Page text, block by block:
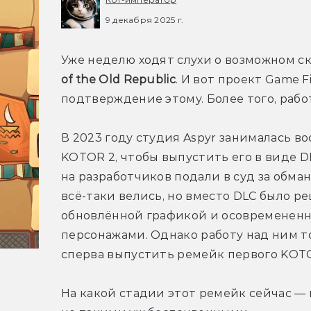
9 декабря 2025 г.
Уже неделю ходят слухи о возможном
of the Old Republic. И вот проект Game
подтверждение этому. Более того,
В 2023 году студия Aspyr занималась
KOTOR 2, чтобы выпустить его в виде
на разработчиков подали в суд за
всё-таки велись, но вместо DLC было
обновлённой графикой и
персонажами. Однако работу над ним
сперва выпустить ремейк первого
На какой стадии этот ремейк сейчас —